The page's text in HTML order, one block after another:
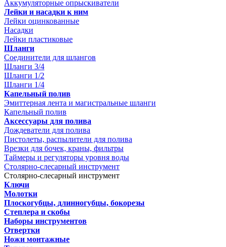
Аккумуляторные опрыскиватели
Лейки и насадки к ним
Лейки оцинкованные
Насадки
Лейки пластиковые
Шланги
Соединители для шлангов
Шланги 3/4
Шланги 1/2
Шланги 1/4
Капельный полив
Эмиттерная лента и магистральные шланги
Капельный полив
Аксессуары для полива
Дождеватели для полива
Пистолеты, распылители для полива
Врезки для бочек, краны, фильтры
Таймеры и регуляторы уровня воды
Столярно-слесарный инструмент
Столярно-слесарный инструмент
Ключи
Молотки
Плоскогубцы, длинногубцы, бокорезы
Степлера и скобы
Наборы инструментов
Отвертки
Ножи монтажные